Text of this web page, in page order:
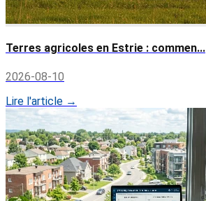
Terres agricoles en Estrie : commen...
2026-08-10
Lire l'article →